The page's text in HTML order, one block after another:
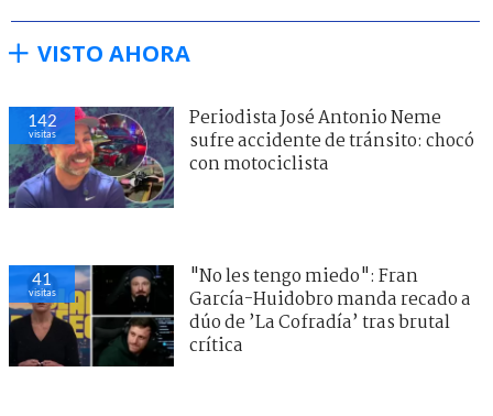
VISTO AHORA
142
visitas
Periodista José Antonio Neme
sufre accidente de tránsito: chocó
con motociclista
41
visitas
"No les tengo miedo": Fran
García-Huidobro manda recado a
dúo de ’La Cofradía’ tras brutal
crítica